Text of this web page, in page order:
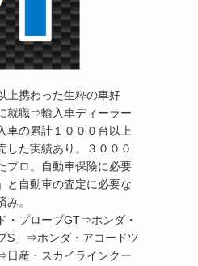
上携わった生粋の車好
就職⇒輸入車ディーラー
車の累計１０００台以上
した実績あり。３０００
プロ。自動車保険に必要
と自動車の査定に必要な
み。
・プローブGT⇒ホンダ・
S」⇒ホンダ・アコードツ
日産・スカイラインクー